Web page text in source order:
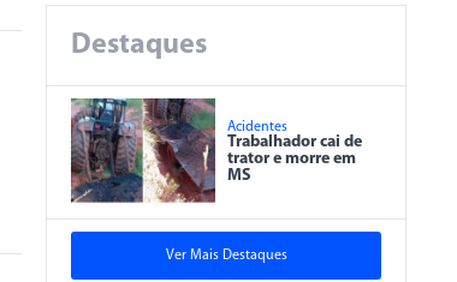
Destaques
Acidentes
Trabalhador cai de
trator e morre em
MS
Ver Mais Destaques